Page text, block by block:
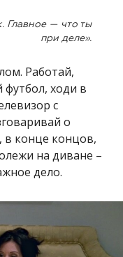
Главное — что ты
при деле».
Работай,
футбол, ходи в
с
о
в конце концов,
на диване –
дело.